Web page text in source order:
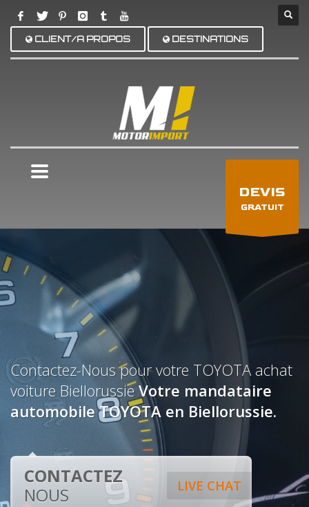
CLIENT/A PROPOS DESTINATIONS
DEVIS
GRATUIT
Contactez-Nous pour votre TOYOTA achat
voiture BiellorussieVotre mandataire
automobile TOYOTA en Biellorussie.
LIVE CHAT
CONTACTEZ
NOUS